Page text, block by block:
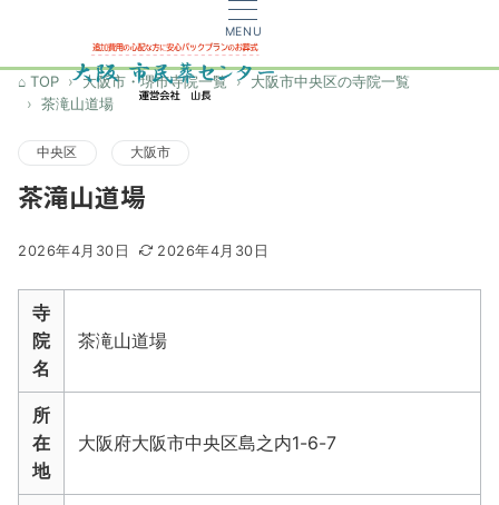
MENU
TOP 大阪市・堺市寺院一覧
大阪市中央区の寺院一覧
茶滝山道場
中央区 大阪市
茶滝山道場
2026年4月30日 2026年4月30日
寺
院
名
茶滝山道場
所
在
地
大阪府大阪市中央区島之内1-6-7